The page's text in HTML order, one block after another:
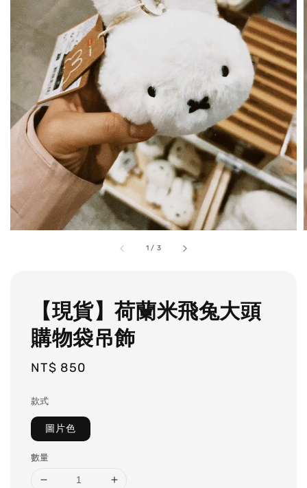
1 / 3
【現貨】荷蘭米飛兔大頭
購物袋吊飾
Regular
NT$ 850
款式
圖片色
數量